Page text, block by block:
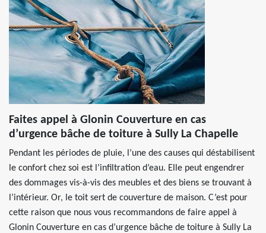
Faites appel à Glonin Couverture en cas
d’urgence bâche de toiture à Sully La Chapelle
Pendant les périodes de pluie, l’une des causes qui déstabilisent
le confort chez soi est l’infiltration d’eau. Elle peut engendrer
des dommages vis-à-vis des meubles et des biens se trouvant à
l’intérieur. Or, le toit sert de couverture de maison. C’est pour
cette raison que nous vous recommandons de faire appel à
Glonin Couverture en cas d’urgence bâche de toiture à Sully La